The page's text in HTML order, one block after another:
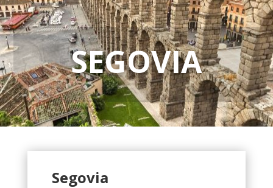
SEGOVIA
Segovia